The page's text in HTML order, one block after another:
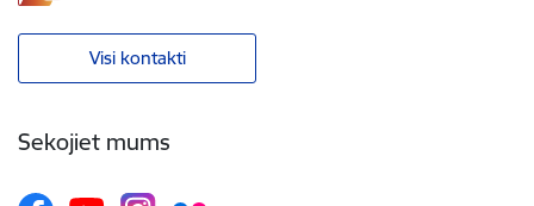
Visi kontakti
Sekojiet mums